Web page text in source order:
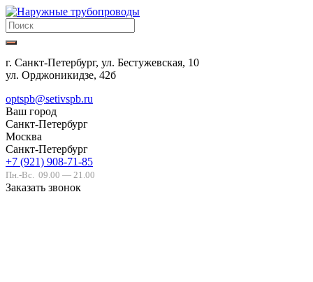
г. Санкт-Петербург, ул. Бестужевская, 10
ул. Орджоникидзе, 42б
optspb@setivspb.ru
Ваш город
Санкт-Петербург
Москва
Санкт-Петербург
+7 (921) 908-71-85
Пн.-Вс. 09.00 — 21.00
Заказать звонок